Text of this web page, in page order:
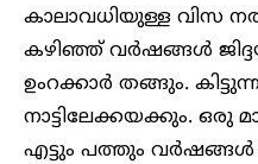
കാലാവധിയുള്ള വിസ
കഴിഞ്ഞ് വർഷങ്ങൾ
ഉംറക്കാർ തങ്ങും.
നാട്ടിലേക്കയക്കും. ഒരു
എട്ടും പത്തും വർഷങ്ങൾ